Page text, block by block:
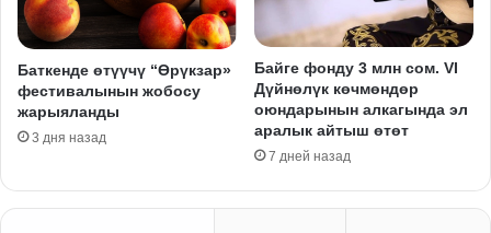
Баткенде өтүүчү “Өрүкзар»
фестивалынын жобосу
жарыяланды
3 дня назад
Байге фонду 3 млн сом. VI
Дүйнөлүк көчмөндөр
оюндарынын алкагында эл
аралык айтыш өтөт
7 дней назад